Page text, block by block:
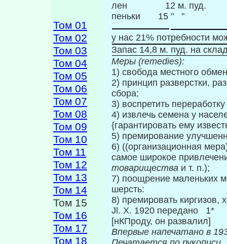
Том 01
Том 02
Том 03
Том 04
Том 05
Том 06
Том 07
Том 08
Том 09
Том 10
Том 11
Том 12
Том 13
Том 14
Том 15
Том 16
Том 17
Том 18
лен 12 м. пуд.
пеньки 15 " "
у нас 21% потребности
Запас 14,8 м. пуд. на
Меры (remedies):
1) свобода местного
2) принцип разверстки,
сбора;
3) воспретить
4) извлечь семена у
{гарантировать ему
5) премирование
6) ((организационная
самое широкое
товарищества и т. п.);
7) поощрение маленьких
шерсть:
8) премировать
Jl. X. 1920 передано 1*
[нКПроду, он развалил]
Впервые